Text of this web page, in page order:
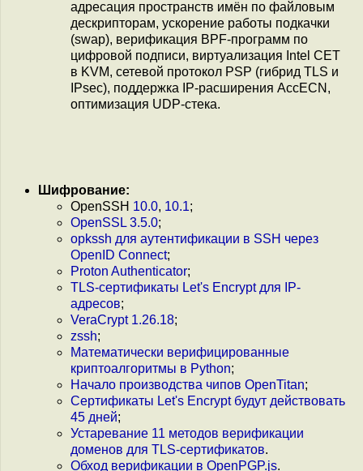
адресация пространств имён по файловым
дескрипторам, ускорение работы подкачки
(swap), верификация BPF-программ по
цифровой подписи, виртуализация Intel CET
в KVM, сетевой протокол PSP (гибрид TLS и
IPsec), поддержка IP-расширения AccECN,
оптимизация UDP-стека.
Шифрование:
OpenSSH 10.0, 10.1;
OpenSSL 3.5.0;
opkssh для аутентификации в SSH через
OpenID Connect;
Proton Authenticator;
TLS-сертификаты Let's Encrypt для IP-
адресов;
VeraCrypt 1.26.18;
zssh;
Математически верифицированные
криптоалгоритмы в Python;
Начало производства чипов OpenTitan;
Сертификаты Let's Encrypt будут действовать
45 дней;
Устаревание 11 методов верификации
доменов для TLS-сертификатов.
Обход верификации в OpenPGP.js.